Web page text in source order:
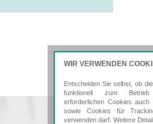
WIR VERWENDEN
Entscheiden Sie selbst, ob
funktionell zum
erforderlichen Cookies auch
sowie Cookies für
verwenden darf. Weitere